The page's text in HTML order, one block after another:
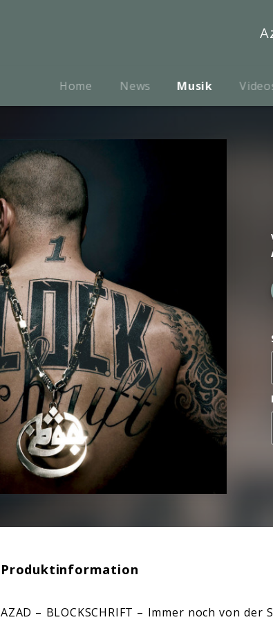
Home News Musik
Produktinformation
AZAD – BLOCKSCHRIFT – Immer noch von